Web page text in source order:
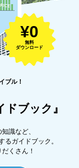
¥0
無料
ダウンロード
ブル！
ドブック』
識など、
るガイドブック。
くさん！